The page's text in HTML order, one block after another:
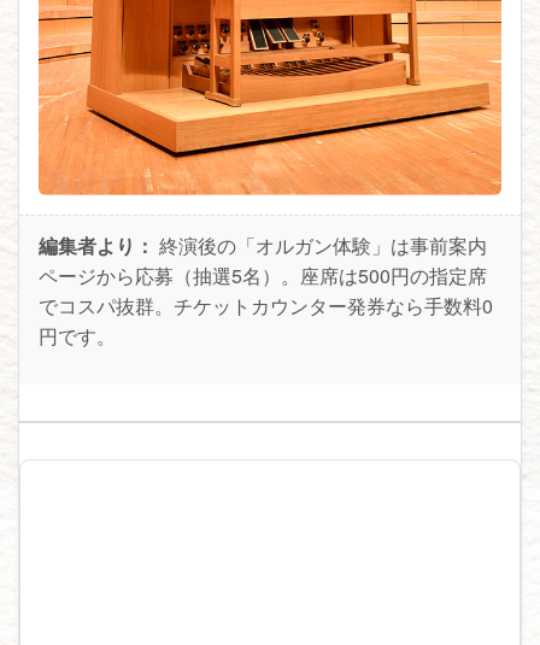
編集者より： 終演後の「オルガン体験」は事前案内
ページから応募（抽選5名）。座席は500円の指定席
でコスパ抜群。チケットカウンター発券なら手数料0
円です。